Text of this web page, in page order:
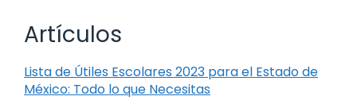
Artículos
Lista de Útiles Escolares 2023 para el Estado de
México: Todo lo que Necesitas